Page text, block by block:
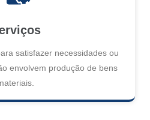
satisfazer necessidades ou
envolvem produção de bens